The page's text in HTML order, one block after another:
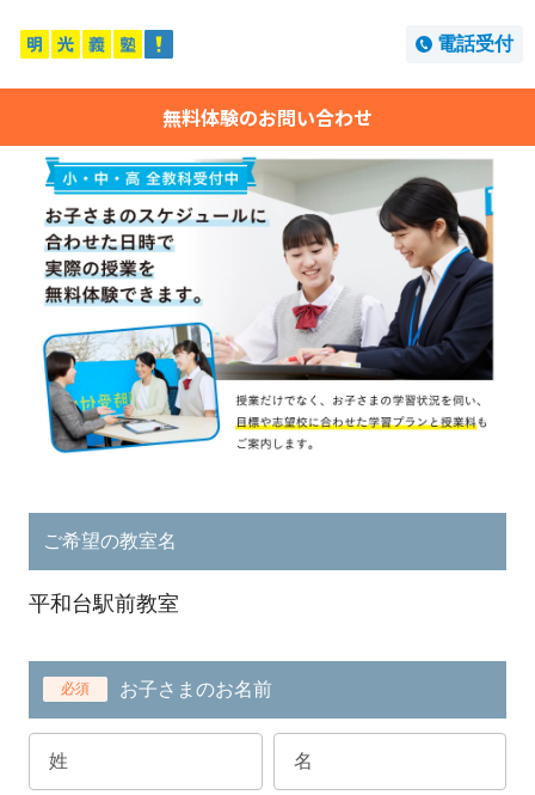
電話受付
無料体験のお問い合わせ
ご希望の教室名
平和台駅前教室
必須 お子さまのお名前